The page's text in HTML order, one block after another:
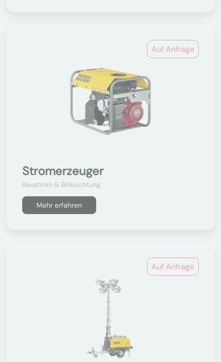
Auf Anfrage
Stromerzeuger
Baustrom & Beleuchtung
Mehr erfahren
Auf Anfrage